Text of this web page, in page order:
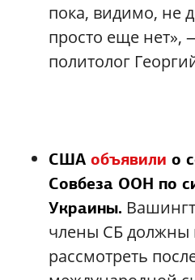
пока, видимо, не
просто еще нет»,
политолог
США объявили о
Совбеза ООН по
Украины.
члены СБ должны
рассмотреть